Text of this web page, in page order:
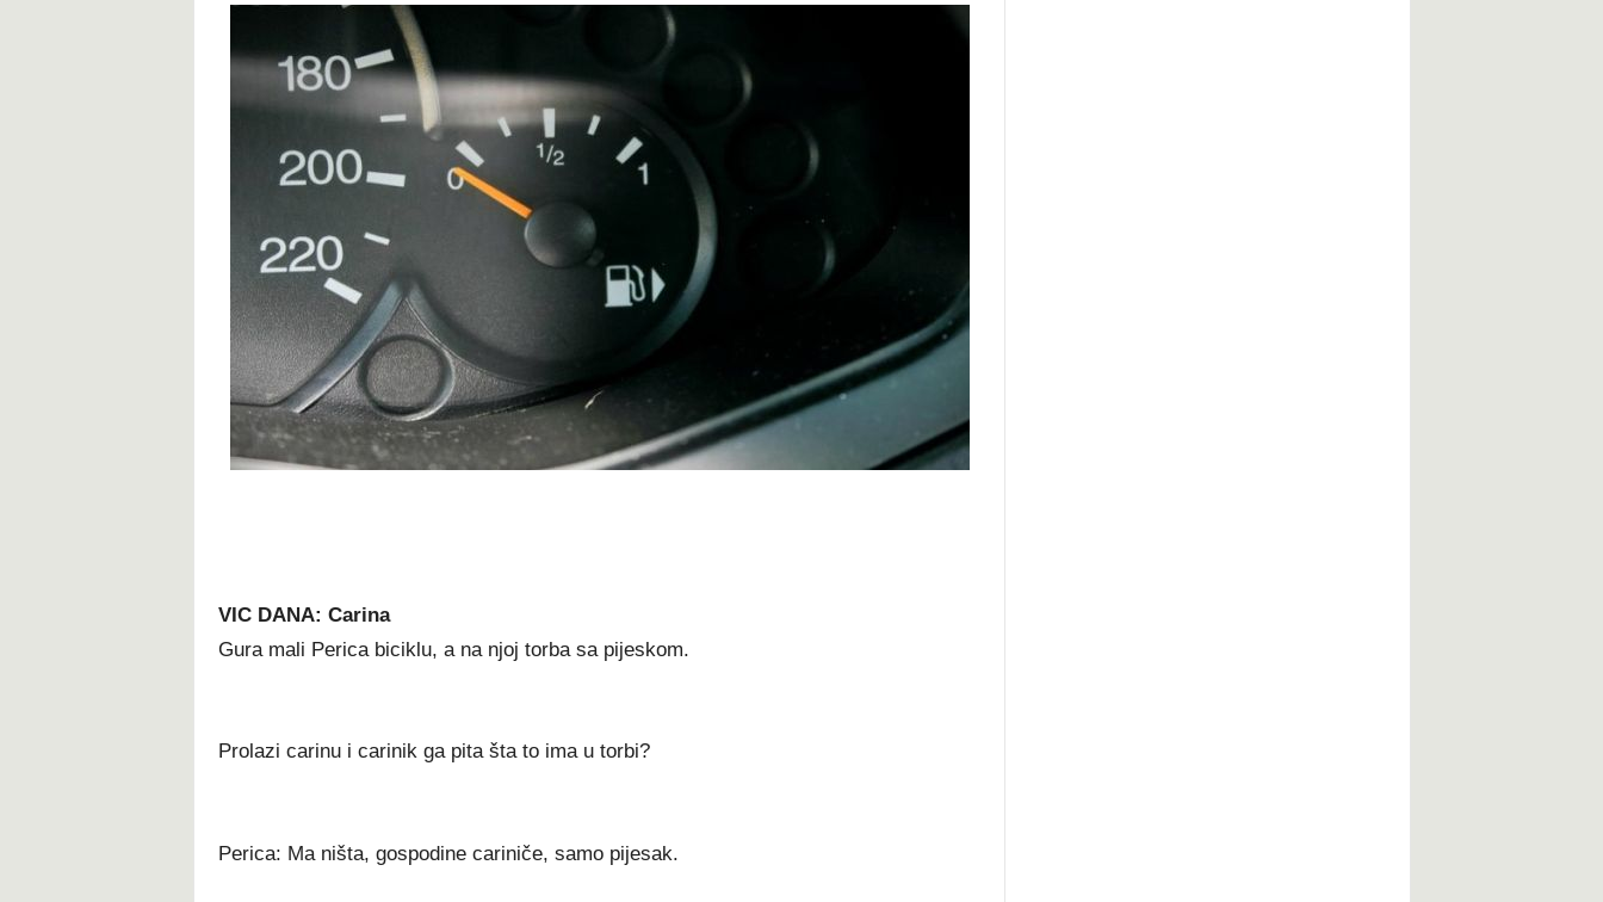
VIC DANA: Carina
Gura mali Perica biciklu, a na njoj torba sa pijeskom.
Prolazi carinu i carinik ga pita šta to ima u torbi?
Perica: Ma ništa, gospodine cariniče, samo pijesak.